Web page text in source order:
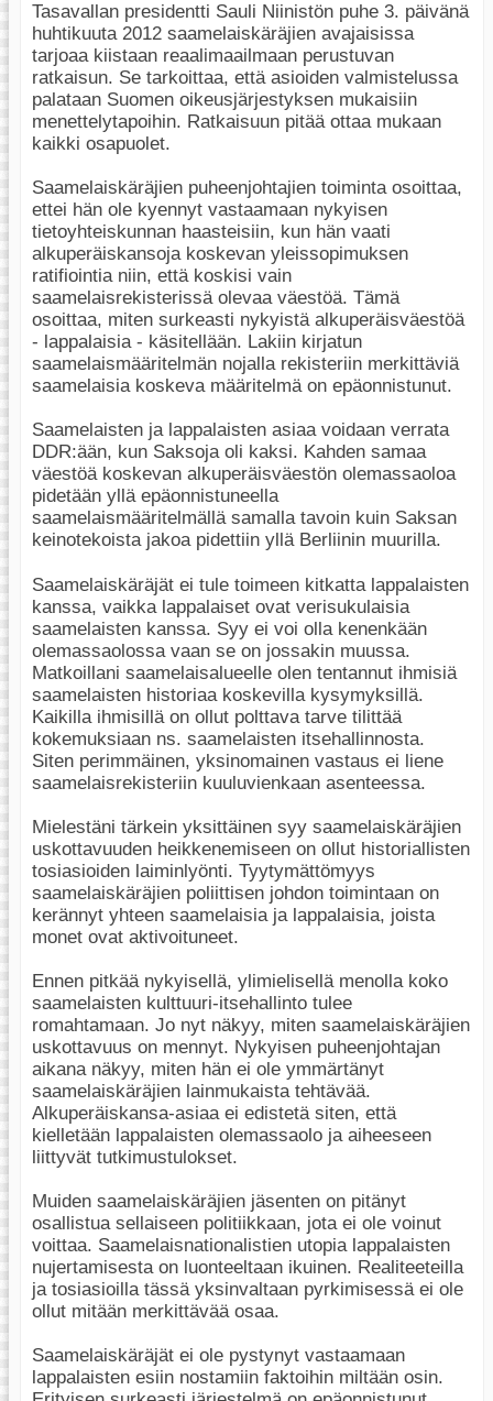
Tasavallan presidentti Sauli Niinistön puhe 3. päivänä
huhtikuuta 2012 saamelaiskäräjien avajaisissa
tarjoaa kiistaan reaalimaailmaan perustuvan
ratkaisun. Se tarkoittaa, että asioiden valmistelussa
palataan Suomen oikeusjärjestyksen mukaisiin
menettelytapoihin. Ratkaisuun pitää ottaa mukaan
kaikki osapuolet.
Saamelaiskäräjien puheenjohtajien toiminta osoittaa,
ettei hän ole kyennyt vastaamaan nykyisen
tietoyhteiskunnan haasteisiin, kun hän vaati
alkuperäiskansoja koskevan yleissopimuksen
ratifiointia niin, että koskisi vain
saamelaisrekisterissä olevaa väestöä. Tämä
osoittaa, miten surkeasti nykyistä alkuperäisväestöä
- lappalaisia - käsitellään. Lakiin kirjatun
saamelaismääritelmän nojalla rekisteriin merkittäviä
saamelaisia koskeva määritelmä on epäonnistunut.
Saamelaisten ja lappalaisten asiaa voidaan verrata
DDR:ään, kun Saksoja oli kaksi. Kahden samaa
väestöä koskevan alkuperäisväestön olemassaoloa
pidetään yllä epäonnistuneella
saamelaismääritelmällä samalla tavoin kuin Saksan
keinotekoista jakoa pidettiin yllä Berliinin muurilla.
Saamelaiskäräjät ei tule toimeen kitkatta lappalaisten
kanssa, vaikka lappalaiset ovat verisukulaisia
saamelaisten kanssa. Syy ei voi olla kenenkään
olemassaolossa vaan se on jossakin muussa.
Matkoillani saamelaisalueelle olen tentannut ihmisiä
saamelaisten historiaa koskevilla kysymyksillä.
Kaikilla ihmisillä on ollut polttava tarve tilittää
kokemuksiaan ns. saamelaisten itsehallinnosta.
Siten perimmäinen, yksinomainen vastaus ei liene
saamelaisrekisteriin kuuluvienkaan asenteessa.
Mielestäni tärkein yksittäinen syy saamelaiskäräjien
uskottavuuden heikkenemiseen on ollut historiallisten
tosiasioiden laiminlyönti. Tyytymättömyys
saamelaiskäräjien poliittisen johdon toimintaan on
kerännyt yhteen saamelaisia ja lappalaisia, joista
monet ovat aktivoituneet.
Ennen pitkää nykyisellä, ylimielisellä menolla koko
saamelaisten kulttuuri-itsehallinto tulee
romahtamaan. Jo nyt näkyy, miten saamelaiskäräjien
uskottavuus on mennyt. Nykyisen puheenjohtajan
aikana näkyy, miten hän ei ole ymmärtänyt
saamelaiskäräjien lainmukaista tehtävää.
Alkuperäiskansa-asiaa ei edistetä siten, että
kielletään lappalaisten olemassaolo ja aiheeseen
liittyvät tutkimustulokset.
Muiden saamelaiskäräjien jäsenten on pitänyt
osallistua sellaiseen politiikkaan, jota ei ole voinut
voittaa. Saamelaisnationalistien utopia lappalaisten
nujertamisesta on luonteeltaan ikuinen. Realiteeteilla
ja tosiasioilla tässä yksinvaltaan pyrkimisessä ei ole
ollut mitään merkittävää osaa.
Saamelaiskäräjät ei ole pystynyt vastaamaan
lappalaisten esiin nostamiin faktoihin miltään osin.